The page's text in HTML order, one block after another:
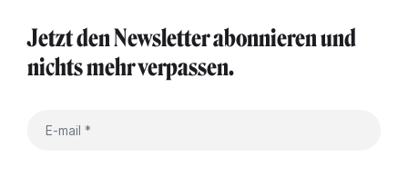
Jetzt den Newsletter abonnieren und
nichts mehr verpassen.